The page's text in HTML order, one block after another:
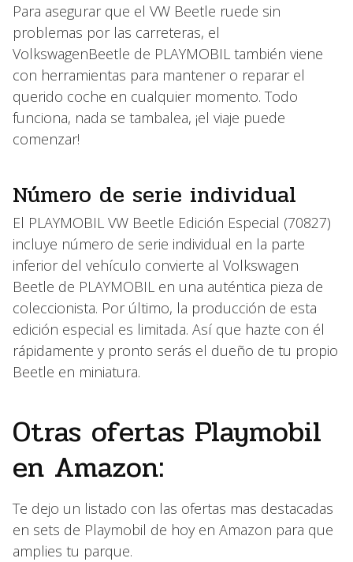
Para asegurar que el VW Beetle ruede sin
problemas por las carreteras, el
VolkswagenBeetle de PLAYMOBIL también viene
con herramientas para mantener o reparar el
querido coche en cualquier momento. Todo
funciona, nada se tambalea, ¡el viaje puede
comenzar!
Número de serie individual
El PLAYMOBIL VW Beetle Edición Especial (70827)
incluye número de serie individual en la parte
inferior del vehículo convierte al Volkswagen
Beetle de PLAYMOBIL en una auténtica pieza de
coleccionista. Por último, la producción de esta
edición especial es limitada. Así que hazte con él
rápidamente y pronto serás el dueño de tu propio
Beetle en miniatura.
Otras ofertas Playmobil
en Amazon:
Te dejo un listado con las ofertas mas destacadas
en sets de Playmobil de hoy en Amazon para que
amplies tu parque.